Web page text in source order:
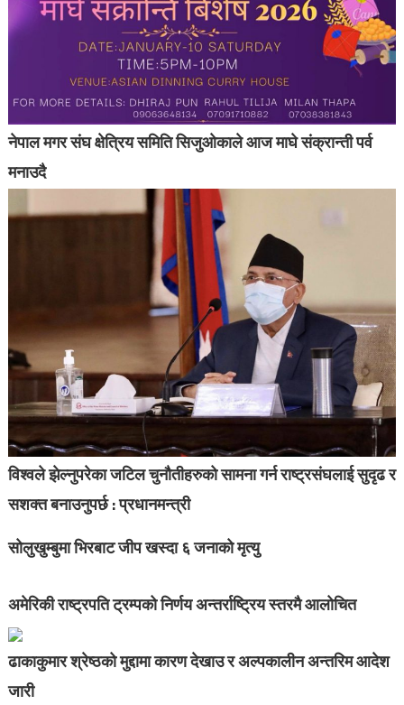
नेपाल मगर संघ क्षेत्रिय समिति सिजुओकाले आज माघे संक्रान्ती पर्व
मनाउदै
विश्वले झेल्नुपरेका जटिल चुनौतीहरुको सामना गर्न राष्ट्रसंघलाई सुदृढ र
सशक्त बनाउनुपर्छ : प्रधानमन्त्री
सोलुखुम्बुमा भिरबाट जीप खस्दा ६ जनाको मृत्यु
अमेरिकी राष्ट्रपति ट्रम्पको निर्णय अन्तर्राष्ट्रिय स्तरमै आलोचित
ढाकाकुमार श्रेष्ठको मुद्दामा कारण देखाउ र अल्पकालीन अन्तरिम आदेश
जारी